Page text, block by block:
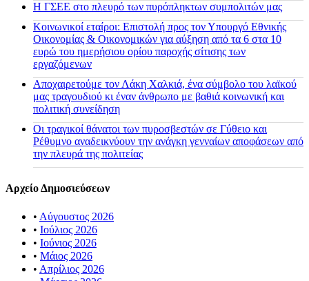
H ΓΣΕΕ στο πλευρό των πυρόπληκτων συμπολιτών μας
Κοινωνικοί εταίροι: Επιστολή προς τον Υπουργό Εθνικής
Οικονομίας & Οικονομικών για αύξηση από τα 6 στα 10
ευρώ του ημερήσιου ορίου παροχής σίτισης των
εργαζόμενων
Αποχαιρετούμε τον Λάκη Χαλκιά, ένα σύμβολο του λαϊκού
μας τραγουδιού κι έναν άνθρωπο με βαθιά κοινωνική και
πολιτική συνείδηση
Οι τραγικοί θάνατοι των πυροσβεστών σε Γύθειο και
Ρέθυμνο αναδεικνύουν την ανάγκη γενναίων αποφάσεων από
την πλευρά της πολιτείας
Αρχείο Δημοσιεύσεων
• Αύγουστος 2026
• Ιούλιος 2026
• Ιούνιος 2026
• Μάιος 2026
• Απρίλιος 2026